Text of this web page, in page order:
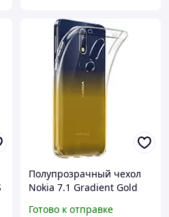
Полупрозрачный чехол
Nokia 7.1 Gradient Gold
Готово к отправке